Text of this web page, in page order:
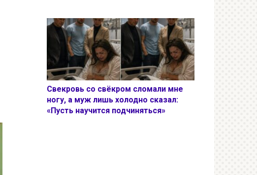
Свекровь со свёкром сломали мне
ногу, а муж лишь холодно сказал:
«Пусть научится подчиняться»